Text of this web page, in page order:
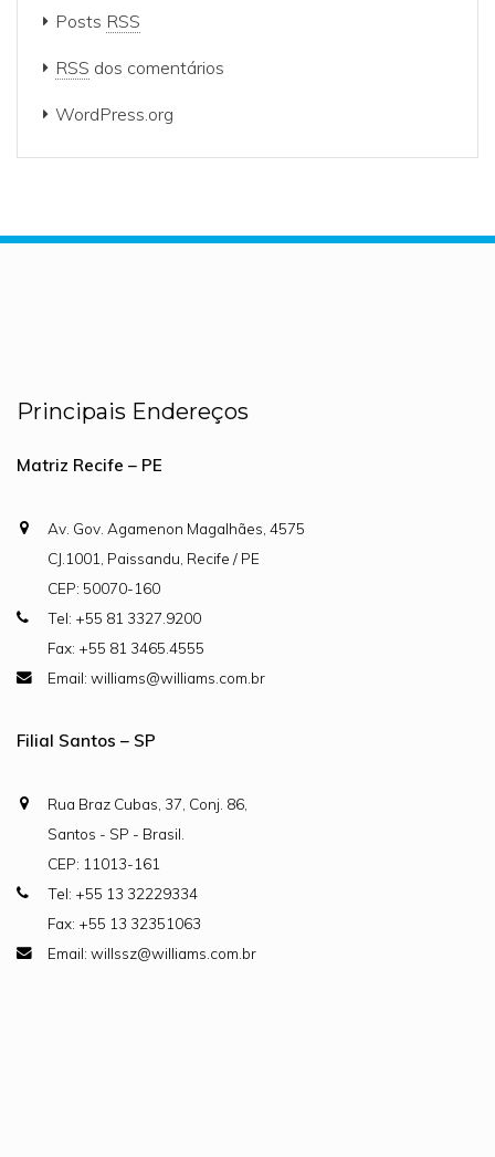
Posts RSS
RSS dos comentários
WordPress.org
Principais Endereços
Matriz Recife – PE
Av. Gov. Agamenon Magalhães, 4575
CJ.1001, Paissandu, Recife / PE
CEP: 50070-160
Tel: +55 81 3327.9200
Fax: +55 81 3465.4555
Email: williams@williams.com.br
Filial Santos – SP
Rua Braz Cubas, 37, Conj. 86,
Santos - SP - Brasil.
CEP: 11013-161
Tel: +55 13 32229334
Fax: +55 13 32351063
Email: willssz@williams.com.br